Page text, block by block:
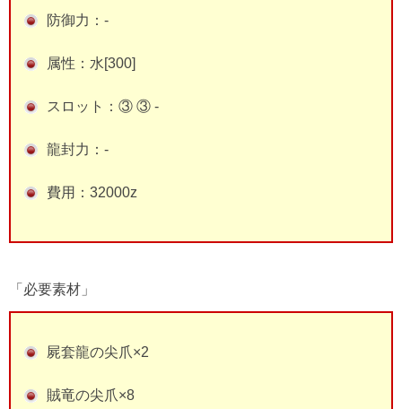
防御力：-
属性：水[300]
スロット：③ ③ -
龍封力：-
費用：32000z
「必要素材」
屍套龍の尖爪×2
賊竜の尖爪×8